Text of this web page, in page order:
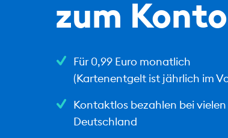
zum Konto
Für 0,99 Euro monatlich
(Kartenentgelt ist jährlich im
Kontaktlos bezahlen bei
Deutschland